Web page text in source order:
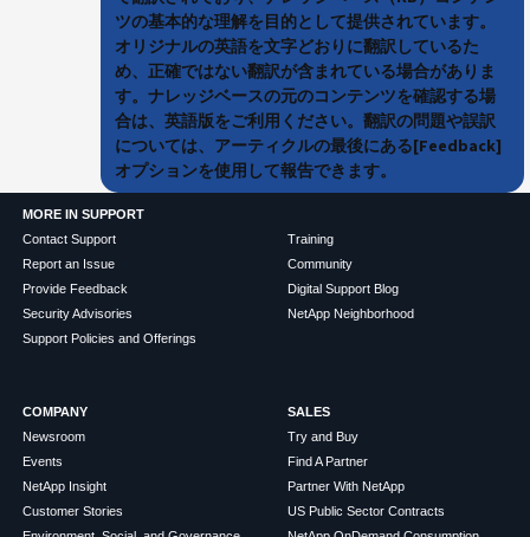
ツの基本的な理解を目的として提供されています。
オリジナルの英語を文字どおりに翻訳しているた
め、正確ではない翻訳が含まれている場合がありま
す。ナレッジベースの元のコンテンツを確認する場
合は、英語版をご利用ください。翻訳の問題や誤訳
については、アーティクルの最後にある[Feedback]
オプションを使用して報告できます。
MORE IN SUPPORT
Contact Support
Report an Issue
Provide Feedback
Security Advisories
Support Policies and Offerings
Training
Community
Digital Support Blog
NetApp Neighborhood
COMPANY
Newsroom
Events
NetApp Insight
Customer Stories
SALES
Try and Buy
Find A Partner
Partner With NetApp
US Public Sector Contracts